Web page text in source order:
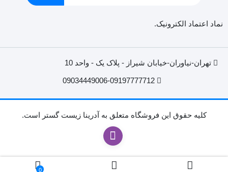
نماد اعتماد الکترونیک.
تهران-نیاوران-خیابان شیراز - پلاک یک - واحد 10
09034449006-09197777712
کليه حقوق اين فروشگاه متعلق به آدرینا زیست گستر است.
0